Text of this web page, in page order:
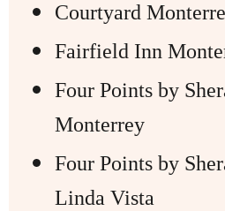
Courtyard
Fairfield Inn
Four Points by
Monterrey
Four Points by
Linda Vista